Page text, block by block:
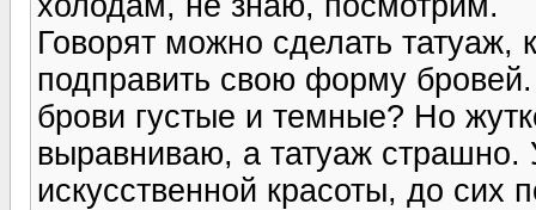
Говорят можно сделать татуаж,
подправить свою форму
брови густые и темные? Но
выравниваю, а татуаж
искусственной красоты, до сих